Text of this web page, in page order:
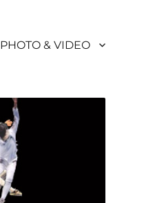
PHOTO & VIDEO